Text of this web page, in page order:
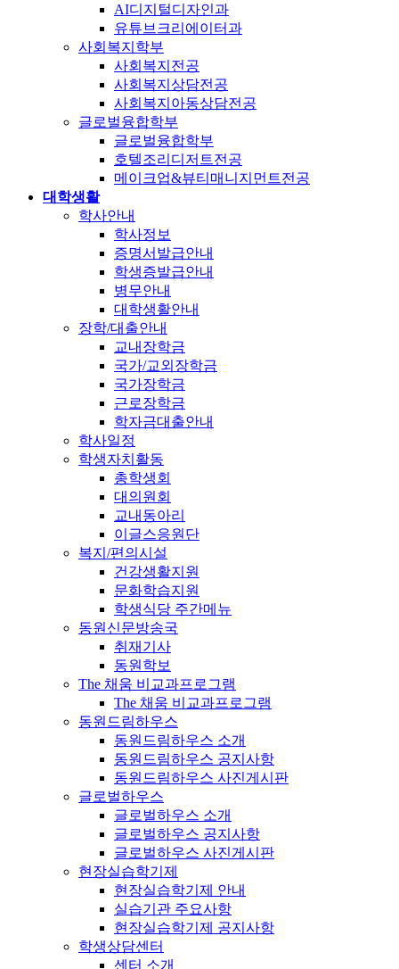
AI디지털디자인과
유튜브크리에이터과
사회복지학부
사회복지전공
사회복지상담전공
사회복지아동상담전공
글로벌융합학부
글로벌융합학부
호텔조리디저트전공
메이크업&뷰티매니지먼트전공
대학생활
학사안내
학사정보
증명서발급안내
학생증발급안내
병무안내
대학생활안내
장학/대출안내
교내장학금
국가/교외장학금
국가장학금
근로장학금
학자금대출안내
학사일정
학생자치활동
총학생회
대의원회
교내동아리
이글스응원단
복지/편의시설
건강생활지원
문화학습지원
학생식당 주간메뉴
동원신문방송국
취재기사
동원학보
The 채움 비교과프로그램
The 채움 비교과프로그램
동원드림하우스
동원드림하우스 소개
동원드림하우스 공지사항
동원드림하우스 사진게시판
글로벌하우스
글로벌하우스 소개
글로벌하우스 공지사항
글로벌하우스 사진게시판
현장실습학기제
현장실습학기제 안내
실습기관 주요사항
현장실습학기제 공지사항
학생상담센터
센터 소개